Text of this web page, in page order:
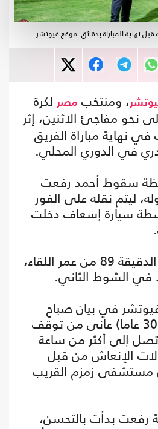
نهاية المباراة بدقائق- موقع فيوتشر
، ومنتخب مصر لكرة
نحو مفاجئ الاثنين، إثر
نهاية مباراة الفريق
في الدوري المحلي.
سقوط أحمد رفعت
ليتم نقله على الفور
سيارة إسعاف دخلت
وسقط رفعت في الدقيقة 89 من عمر اللقاء،
في الشوط الثاني.
في بيان صباح
الثلاثاء، إن رفعت (30 عاما) عانى من توقف
إلى أكثر من ساعة
الإنعاش من قبل
مستشفى زمزم القريب
رفعت بدأت بالتحسن،